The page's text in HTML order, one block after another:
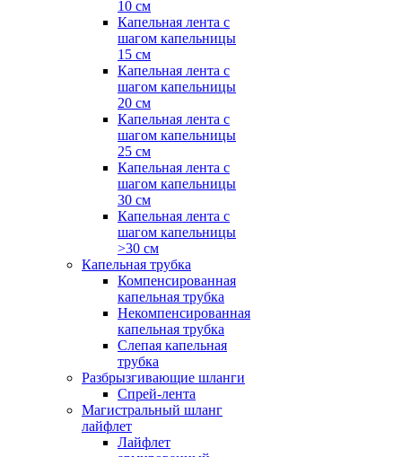
10 см
Капельная лента с
шагом капельницы
15 см
Капельная лента с
шагом капельницы
20 см
Капельная лента с
шагом капельницы
25 см
Капельная лента с
шагом капельницы
30 см
Капельная лента с
шагом капельницы
>30 см
Капельная трубка
Компенсированная
капельная трубка
Некомпенсированная
капельная трубка
Слепая капельная
трубка
Разбрызгивающие шланги
Спрей-лента
Магистральный шланг
лайфлет
Лайфлет